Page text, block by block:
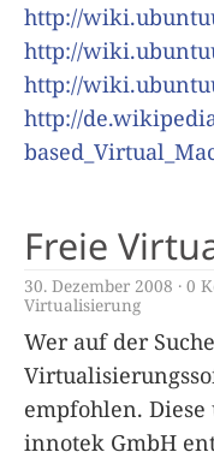
http://
http://
http://
http://
Freie
30. Dezember 2008 0
Virtualisierung
Wer auf der
empfohlen.
innotek GmbH